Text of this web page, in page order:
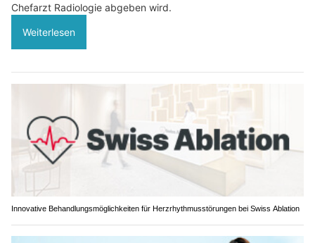
Chefarzt Radiologie abgeben wird.
Weiterlesen
Innovative Behandlungsmöglichkeiten für Herzrhythmusstörungen bei Swiss Ablation